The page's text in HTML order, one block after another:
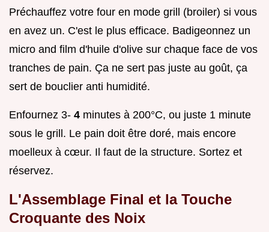
Préchauffez votre four en mode grill (broiler) si vous
en avez un. C'est le plus efficace. Badigeonnez un
micro and film d'huile d'olive sur chaque face de vos
tranches de pain. Ça ne sert pas juste au goût, ça
sert de bouclier anti humidité.
Enfournez 3- 4 minutes à 200°C, ou juste 1 minute
sous le grill. Le pain doit être doré, mais encore
moelleux à cœur. Il faut de la structure. Sortez et
réservez.
L'Assemblage Final et la Touche
Croquante des Noix